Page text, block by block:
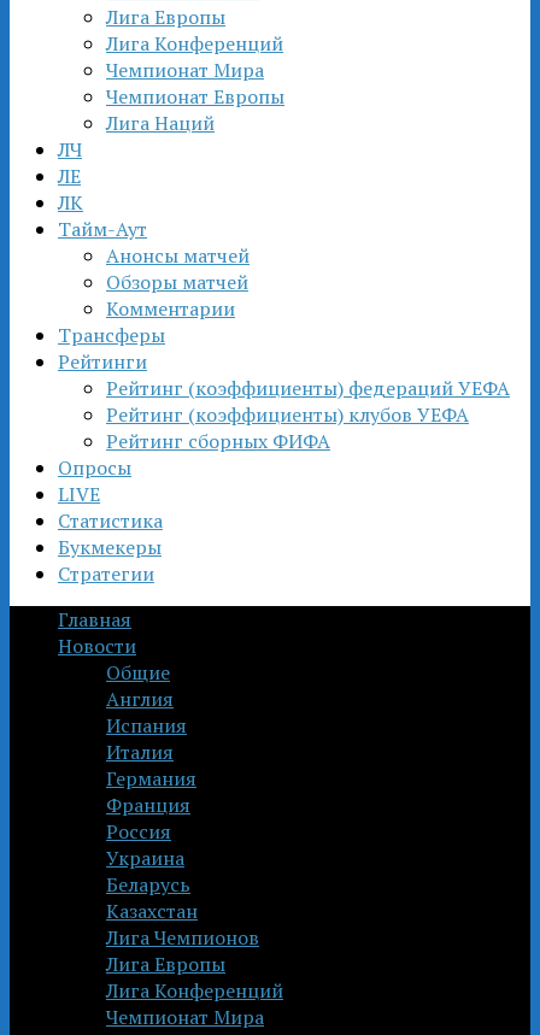
Лига Европы
Лига Конференций
Чемпионат Мира
Чемпионат Европы
Лига Наций
ЛЧ
ЛЕ
ЛК
Тайм-Аут
Анонсы матчей
Обзоры матчей
Комментарии
Трансферы
Рейтинги
Рейтинг (коэффициенты) федераций УЕФА
Рейтинг (коэффициенты) клубов УЕФА
Рейтинг сборных ФИФА
Опросы
LIVE
Статистика
Букмекеры
Стратегии
Главная
Новости
Общие
Англия
Испания
Италия
Германия
Франция
Россия
Украина
Беларусь
Казахстан
Лига Чемпионов
Лига Европы
Лига Конференций
Чемпионат Мира